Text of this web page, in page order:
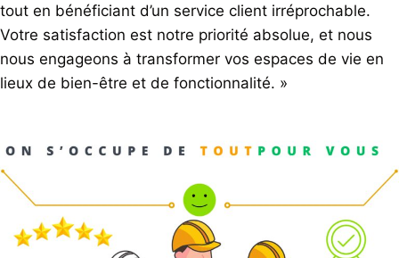
tout en bénéficiant d’un service client irréprochable.
Votre satisfaction est notre priorité absolue, et nous
nous engageons à transformer vos espaces de vie en
lieux de bien-être et de fonctionnalité. »